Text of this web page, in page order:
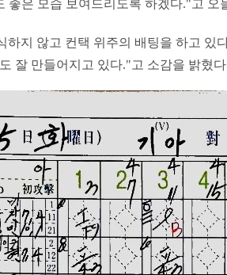
좋은 모습 보여드리도록 하겠다."고 오
하지 않고 컨택 위주의 배팅을 하고 있
잘 만들어지고 있다."고 소감을 밝혔